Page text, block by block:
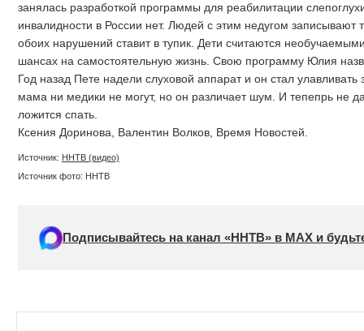
занялась разработкой программы для реабилитации
инвалидности в России нет. Людей с этим недугом записывают
обоих нарушений ставит в тупик. Дети считаются
шансах на самостоятельную жизнь. Свою программу Юлия
Год назад Пете надели слуховой аппарат и он стал
мама ни медики не могут, но он различает шум. И тепепрь не
ложится спать.
Ксения Доринова, Валентин Волков, Время Новостей.
Источник: ННТВ (видео)
Источник фото: ННТВ
Подписывайтесь на канал «ННТВ» в МАХ и